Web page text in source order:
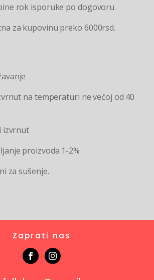
rok isporuke po dogovoru.
za kupovinu preko 6000rsd.
na temperaturi ne većoj od 40
izvrnut
proizvoda 1-2%
za sušenje.
Zaprati nas